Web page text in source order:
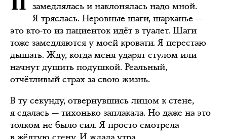
замедлялась и наклонялась надо мной.
Я тряслась. Неровные шаги, шарканье —
это кто-то из пациенток идёт в туалет. Шаги
тоже замедляются у моей кровати. Я перестаю
дышать. Жду, когда меня ударят стулом или
начнут душить подушкой. Реальный,
отчётливый страх за свою жизнь.
В ту секунду, отвернувшись лицом к стене,
я сдалась — тихонько заплакала. Но даже на это
толком не было сил. Я просто смотрела